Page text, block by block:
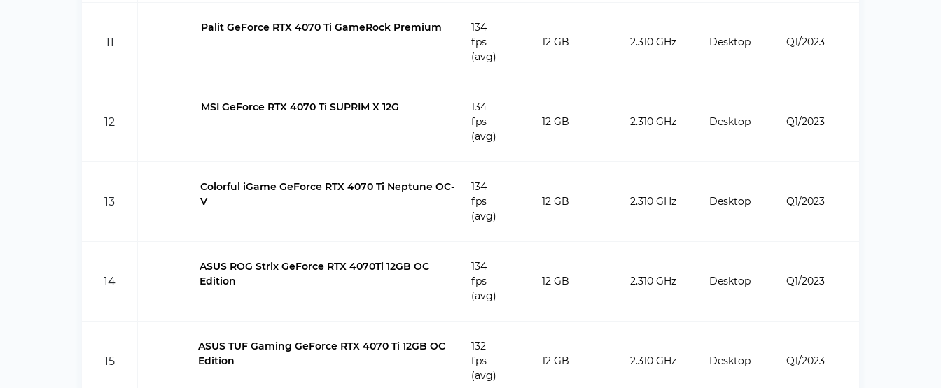
11
Palit GeForce RTX 4070 Ti GameRock Premium
134
fps
(avg)
12 GB 2.310 GHz Desktop Q1/2023
12
MSI GeForce RTX 4070 Ti SUPRIM X 12G
134
fps
(avg)
12 GB 2.310 GHz Desktop Q1/2023
13
Colorful iGame GeForce RTX 4070 Ti Neptune OC-
V
134
fps
(avg)
12 GB 2.310 GHz Desktop Q1/2023
14
ASUS ROG Strix GeForce RTX 4070Ti 12GB OC
Edition
134
fps
(avg)
12 GB 2.310 GHz Desktop Q1/2023
15
ASUS TUF Gaming GeForce RTX 4070 Ti 12GB OC
Edition
132
fps
(avg)
12 GB 2.310 GHz Desktop Q1/2023